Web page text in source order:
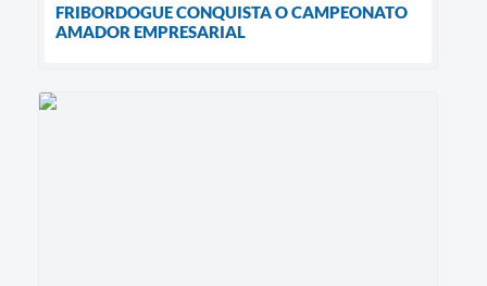
FRIBORDOGUE CONQUISTA O CAMPEONATO
AMADOR EMPRESARIAL